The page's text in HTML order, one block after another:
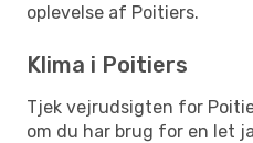
oplevelse af Poitiers.
Klima i Poitiers
Tjek vejrudsigten for
om du har brug for en let